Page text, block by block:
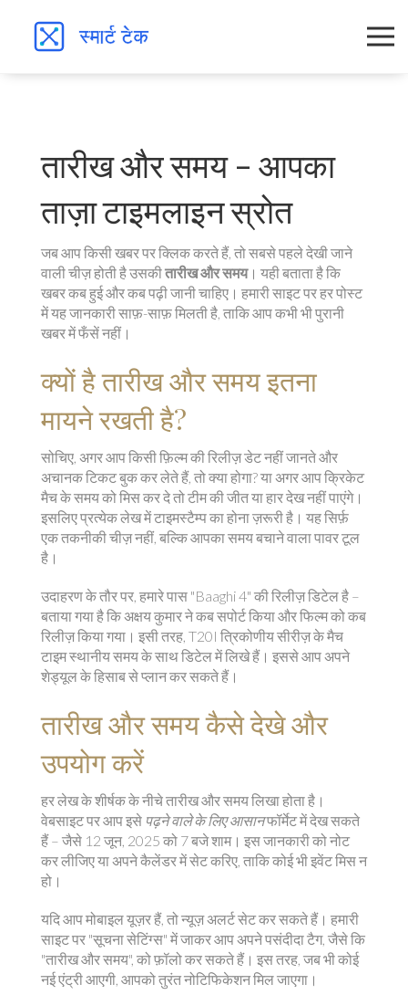
तारीख और समय – आपका
ताज़ा टाइमलाइन स्रोत
जब आप किसी खबर पर क्लिक करते हैं, तो सबसे पहले देखी जाने
वाली चीज़ होती है उसकीतारीख और समय। यही बताता है कि
खबर कब हुई और कब पढ़ी जानी चाहिए। हमारी साइट पर हर पोस्ट
में यह जानकारी साफ़-साफ़ मिलती है, ताकि आप कभी भी पुरानी
खबर में फँसें नहीं।
क्यों है तारीख और समय इतना
मायने रखती है?
सोचिए, अगर आप किसी फ़िल्म की रिलीज़ डेट नहीं जानते और
अचानक टिकट बुक कर लेते हैं, तो क्या होगा? या अगर आप क्रिकेट
मैच के समय को मिस कर दे तो टीम की जीत या हार देख नहीं पाएंगे।
इसलिए प्रत्येक लेख में टाइमस्टैम्प का होना ज़रूरी है। यह सिर्फ़
एक तकनीकी चीज़ नहीं, बल्कि आपका समय बचाने वाला पावर टूल
है।
उदाहरण के तौर पर, हमारे पास "Baaghi 4" की रिलीज़ डिटेल है –
बताया गया है कि अक्षय कुमार ने कब सपोर्ट किया और फिल्म को कब
रिलीज़ किया गया। इसी तरह, T20I त्रिकोणीय सीरीज़ के मैच
टाइम स्थानीय समय के साथ डिटेल में लिखे हैं। इससे आप अपने
शेड्यूल के हिसाब से प्लान कर सकते हैं।
तारीख और समय कैसे देखे और
उपयोग करें
हर लेख के शीर्षक के नीचे तारीख और समय लिखा होता है।
वेबसाइट पर आप इसे पढ़ने वाले के लिए आसानफॉर्मेट में देख सकते
हैं – जैसे 12 जून, 2025 को 7 बजे शाम। इस जानकारी को नोट
कर लीजिए या अपने कैलेंडर में सेट करिए, ताकि कोई भी इवेंट मिस न
हो।
यदि आप मोबाइल यूज़र हैं, तो न्यूज़ अलर्ट सेट कर सकते हैं। हमारी
साइट पर "सूचना सेटिंग्स" में जाकर आप अपने पसंदीदा टैग, जैसे कि
"तारीख और समय", को फ़ॉलो कर सकते हैं। इस तरह, जब भी कोई
नई एंट्री आएगी, आपको तुरंत नोटिफिकेशन मिल जाएगा।